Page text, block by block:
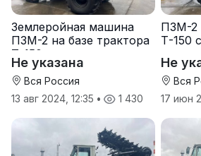
Землеройная машина
ПЗМ-2 на базе трактора
Т-150
Не указана
Вся Россия
13 авг 2024, 12:35 • 1 430
ПЗМ-2
Т-150
Не
Вся
17 июн